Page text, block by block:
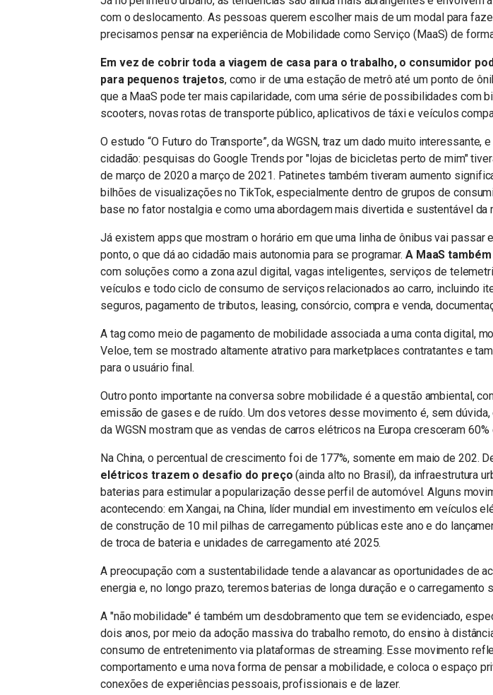
com o deslocamento. As pessoas querem escolher mais de um modal para
precisamos pensar na experiência de Mobilidade como Serviço (MaaS) de
Em vez de cobrir toda a viagem de casa para o trabalho, o consumidor
para pequenos trajetos, como ir de uma estação de metrô até um ponto de
que a MaaS pode ter mais capilaridade, com uma série de possibilidades com
scooters, novas rotas de transporte público, aplicativos de táxi e veículos
O estudo “O Futuro do Transporte”, da WGSN, traz um dado muito interessante,
cidadão: pesquisas do Google Trends por "lojas de bicicletas perto de mim"
de março de 2020 a março de 2021. Patinetes também tiveram aumento
bilhões de visualizações no TikTok, especialmente dentro de grupos de
base no fator nostalgia e como uma abordagem mais divertida e sustentável da
Já existem apps que mostram o horário em que uma linha de ônibus vai passar
ponto, o que dá ao cidadão mais autonomia para se programar. A MaaS
com soluções como a zona azul digital, vagas inteligentes, serviços de
veículos e todo ciclo de consumo de serviços relacionados ao carro, incluindo
seguros, pagamento de tributos, leasing, consórcio, compra e venda,
A tag como meio de pagamento de mobilidade associada a uma conta digital,
Veloe, tem se mostrado altamente atrativo para marketplaces contratantes e
para o usuário final.
Outro ponto importante na conversa sobre mobilidade é a questão ambiental,
emissão de gases e de ruído. Um dos vetores desse movimento é, sem dúvida,
da WGSN mostram que as vendas de carros elétricos na Europa cresceram 60%
Na China, o percentual de crescimento foi de 177%, somente em maio de 202.
elétricos trazem o desafio do preço (ainda alto no Brasil), da infraestrutura
baterias para estimular a popularização desse perfil de automóvel. Alguns
acontecendo: em Xangai, na China, líder mundial em investimento em veículos
de construção de 10 mil pilhas de carregamento públicas este ano e do
de troca de bateria e unidades de carregamento até 2025.
A preocupação com a sustentabilidade tende a alavancar as oportunidades de
energia e, no longo prazo, teremos baterias de longa duração e o carregamento
A "não mobilidade" é também um desdobramento que tem se evidenciado,
dois anos, por meio da adoção massiva do trabalho remoto, do ensino à
consumo de entretenimento via plataformas de streaming. Esse movimento
comportamento e uma nova forma de pensar a mobilidade, e coloca o espaço
conexões de experiências pessoais, profissionais e de lazer.